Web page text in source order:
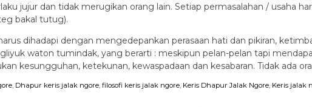
jujur dan tidak merugikan orang lain. Setiap permasalahan / usaha
bakal tutug).
dihadapi dengan mengedepankan perasaan hati dan pikiran,
waton tumindak, yang berarti : meskipun pelan-pelan tapi
kesungguhan, ketekunan, kewaspadaan dan kesabaran. Tidak ada
, Dhapur keris jalak ngore, filosofi keris jalak ngore, Keris Dhapur Jalak Ngore, Keris jalak